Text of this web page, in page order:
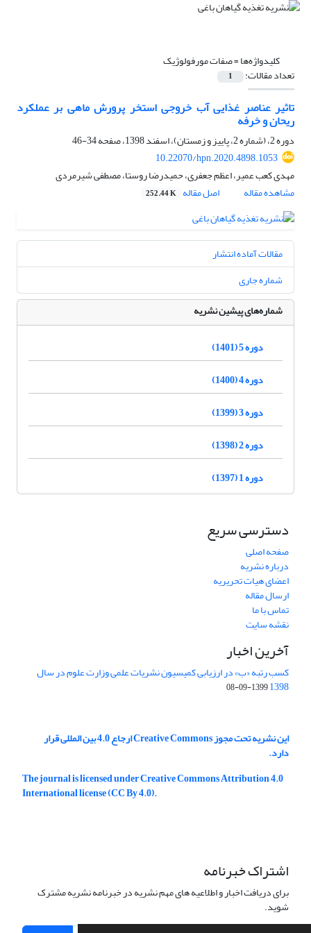
کلیدواژه‌ها =صفات مورفولوژیک
تعداد مقالات: 1
تاثیر عناصر غذایی آب خروجی استخر پرورش ماهی بر عملکرد
ریحان و خرفه
دوره 2، (شماره 2، پاییز و زمستان)، اسفند 1398، صفحه
34-46
10.22070/hpn.2020.4898.1053
مهدی کعب عمیر، اعظم جعفری، حمیدرضا روستا، مصطفی شیرمردی
مشاهده مقاله
اصل مقاله 252.44 K
مقالات آماده انتشار
شماره جاری
شماره‌های پیشین نشریه
دوره 5 (1401)
دوره 4 (1400)
دوره 3 (1399)
دوره 2 (1398)
دوره 1 (1397)
دسترسی سریع
صفحه اصلی
درباره نشریه
اعضای هیات تحریریه
ارسال مقاله
تماس با ما
نقشه سایت
آخرین اخبار
کسب رتبه «ب» در ارزیابی کمیسیون نشریات علمی وزارت علوم در سال
1398
1399-09-08
این نشریه تحت مجوز Creative Commons ارجاع 4.0 بین المللی قرار
دارد.
The journal is licensed under Creative Commons Attribution 4.0
International license (CC By 4.0).
اشتراک خبرنامه
برای دریافت اخبار و اطلاعیه های مهم نشریه در خبرنامه نشریه مشترک
شوید.